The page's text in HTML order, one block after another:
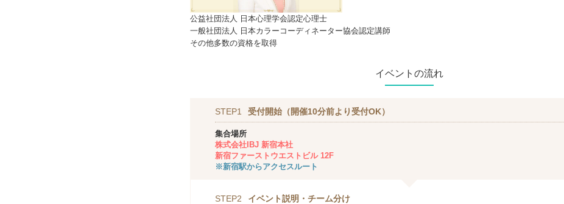
公益社団法人 日本心理学会認定心理士
一般社団法人 日本カラーコーディネーター協会認定講師
その他多数の資格を取得
イベントの流れ
STEP1 受付開始（開催10分前より受付OK）
集合場所
株式会社IBJ 新宿本社
新宿ファーストウエストビル 12F
※新宿駅からアクセスルート
STEP2 イベント説明・チーム分け